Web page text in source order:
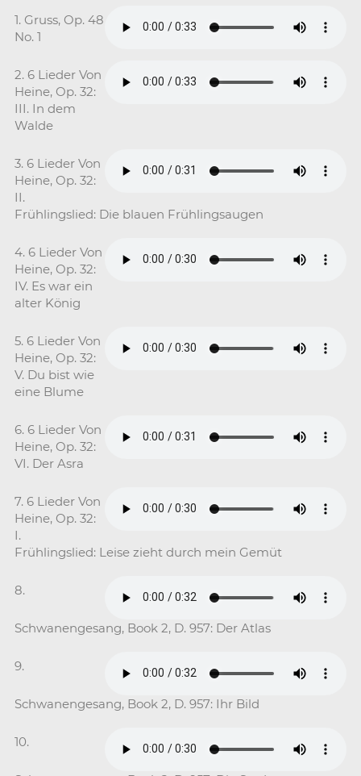
1. Gruss, Op. 48
No. 1
2. 6 Lieder Von
Heine, Op. 32:
III. In dem
Walde
3. 6 Lieder Von
Heine, Op. 32:
II.
Frühlingslied: Die blauen Frühlingsaugen
4. 6 Lieder Von
Heine, Op. 32:
IV. Es war ein
alter König
5. 6 Lieder Von
Heine, Op. 32:
V. Du bist wie
eine Blume
6. 6 Lieder Von
Heine, Op. 32:
VI. Der Asra
7. 6 Lieder Von
Heine, Op. 32:
I.
Frühlingslied: Leise zieht durch mein Gemüt
8.
Schwanengesang, Book 2, D. 957: Der Atlas
9.
Schwanengesang, Book 2, D. 957: Ihr Bild
10.